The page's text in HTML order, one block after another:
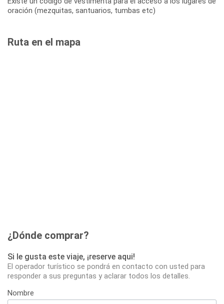
oración (mezquitas, santuarios, tumbas etc)
Ruta en el mapa
¿Dónde comprar?
Si le gusta este viaje, ¡reserve aqui!
El operador turístico se pondrá en contacto con usted para
responder a sus preguntas y aclarar todos los detalles.
Nombre